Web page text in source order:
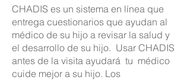
CHADIS es un sistema en línea que
entrega cuestionarios que ayudan al
médico de su hijo a revisar la salud y
el desarrollo de su hijo. Usar CHADIS
antes de la visita ayudará tu médico
cuide mejor a su hijo. Los